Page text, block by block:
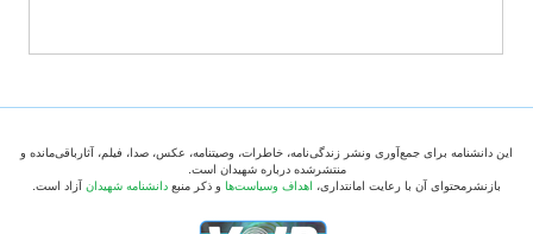
این دانشنامه برای جمع‌آوری ونشر زندگی‌نامه، خاطرات، وصیتنامه، عکس، صدا، فیلم، آثارباقی‌مانده و
منتشرشده درباره شهیدان است.
بازنشرمحتوای آن با رعایت امانتداری، اهداف وسیاست‌ها و ذکر منبع دانشنامه شهیدان آزاد است.